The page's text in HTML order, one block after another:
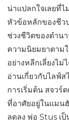
น่าแปลกใจเลยที่ไ
หัวข้อหลักของชีว
ช่วงชีวิตของตำน
ความนิยมยาตาม
อย่างหลีกเลี่ยงไ
อ่านเกี่ยวกับไลฟ์
การเริ่มต้น สจวร์
ที่อาศัยอยู่ในแมน
ลดลง พ่อ Stus เ